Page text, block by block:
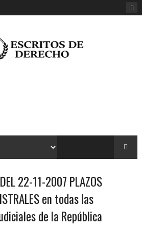
22-11-2007 PLAZOS
en todas las
de la República